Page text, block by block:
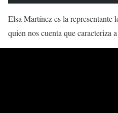
Elsa Martínez es la representante
quien nos cuenta que caracteriza